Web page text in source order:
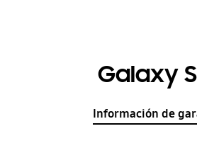
Galaxy
Información de